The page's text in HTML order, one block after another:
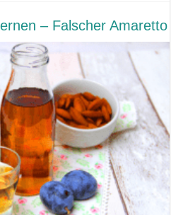
– Falscher Amaretto